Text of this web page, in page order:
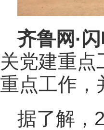
齐鲁网 ·
关党建重点
重点工作，
据了解，